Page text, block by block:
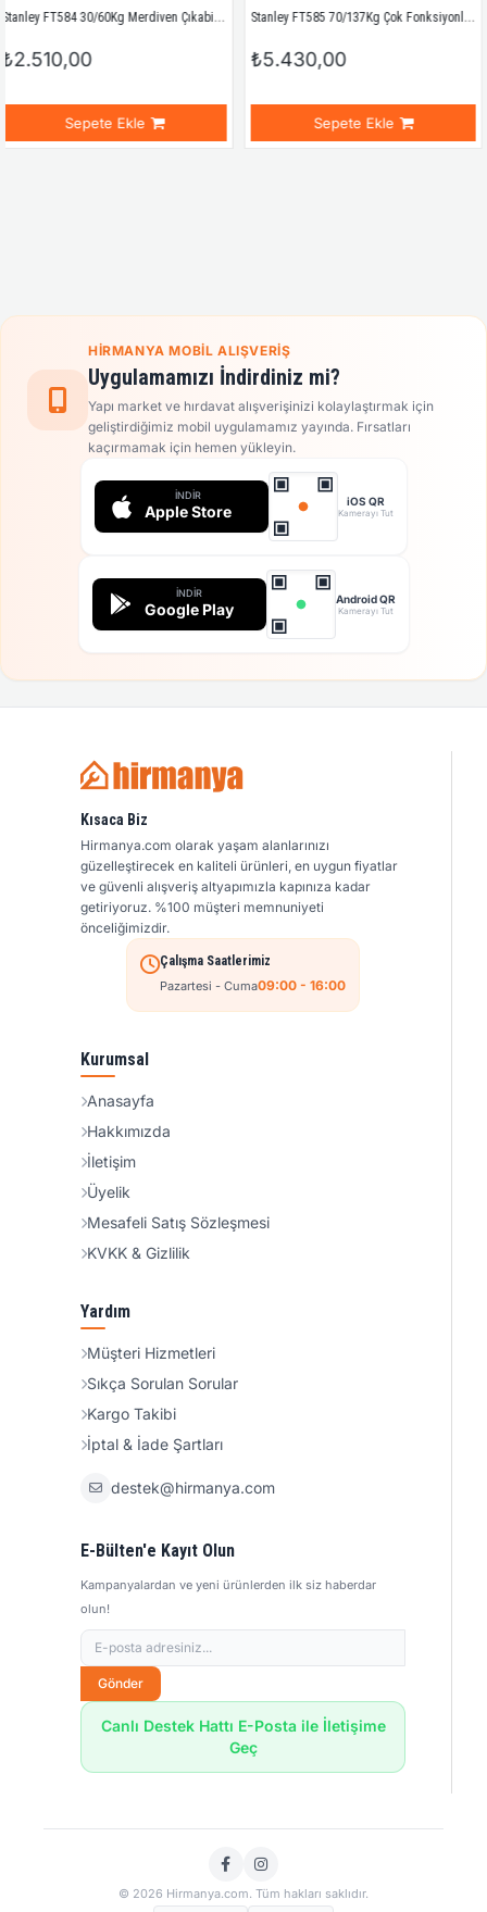
Stanley FT584 30/60Kg Merdiven Çıkabilen Katlanır El Arabası Stanley FT585 70/137Kg Çok Fonksiyonlu Katlanır El Arabası
₺5.430,00
HIRMANYA MOBIL ALIŞVERIŞ
Uygulamamızı İndirdiniz mi?
Yapı market ve hırdavat alışverişinizi kolaylaştırmak için
geliştirdiğimiz mobil uygulamamız yayında. Fırsatları
kaçırmamak için hemen yükleyin.
İNDIR
Apple Store
iOS QR
Kamerayı Tut
İNDIR
Google Play
Android QR
Kamerayı Tut
Kısaca Biz
Hirmanya.com olarak yaşam alanlarınızı
güzelleştirecek en kaliteli ürünleri, en uygun fiyatlar
ve güvenli alışveriş altyapımızla kapınıza kadar
getiriyoruz. %100 müşteri memnuniyeti
önceliğimizdir.
Çalışma Saatlerimiz
Pazartesi - Cuma09:00 - 16:00
Kurumsal
Anasayfa
Hakkımızda
İletişim
Üyelik
Mesafeli Satış Sözleşmesi
KVKK & Gizlilik
Yardım
Müşteri Hizmetleri
Sıkça Sorulan Sorular
Kargo Takibi
İptal & İade Şartları
destek@hirmanya.com
E-Bülten'e Kayıt Olun
Kampanyalardan ve yeni ürünlerden ilk siz haberdar
olun!
Gönder
Canlı Destek Hattı E-Posta ile İletişime
Geç
© 2026 Hirmanya.com. Tüm hakları saklıdır.